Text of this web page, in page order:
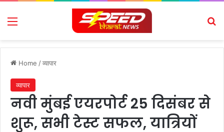
Menu
Home /व्यापार
व्यापार
नवी मुंबई एयरपोर्ट 25 दिसंबर से
शुरू, सभी टेस्ट सफल, यात्रियों